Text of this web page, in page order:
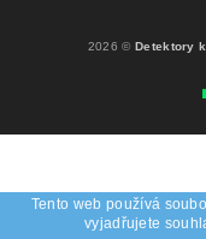
2026 © Detektory
Tento web používá
vyjadřujete